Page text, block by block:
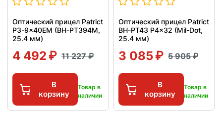
Оптический прицел Patrict
P3-9x40EM (BH-PT394M,
25.4 мм)
4 492 11 227
В
корзину
Товар в
наличии
Оптический прицел Patrict
BH-PT43 P4x32 (Mil-Dot,
25.4 мм)
3 085 5 905
В
корзину
Товар в
наличии